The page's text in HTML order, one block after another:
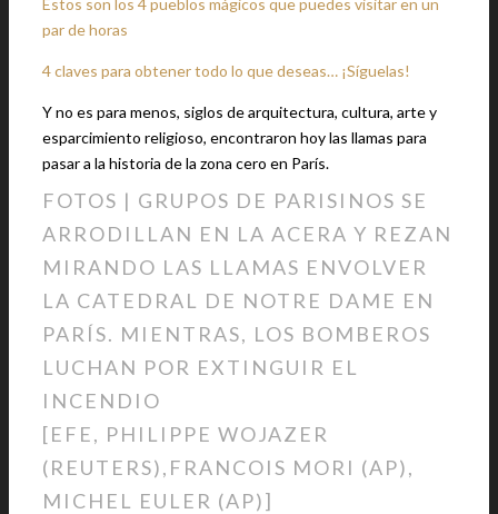
Estos son los 4 pueblos mágicos que puedes visitar en un
par de horas
4 claves para obtener todo lo que deseas… ¡Síguelas!
Y no es para menos, siglos de arquitectura, cultura, arte y
esparcimiento religioso, encontraron hoy las llamas para
pasar a la historia de la zona cero en París.
FOTOS | GRUPOS DE PARISINOS SE
ARRODILLAN EN LA ACERA Y REZAN
MIRANDO LAS LLAMAS ENVOLVER
LA CATEDRAL DE NOTRE DAME EN
PARÍS. MIENTRAS, LOS BOMBEROS
LUCHAN POR EXTINGUIR EL
INCENDIO
[EFE, PHILIPPE WOJAZER
(REUTERS),FRANCOIS MORI (AP),
MICHEL EULER (AP)]